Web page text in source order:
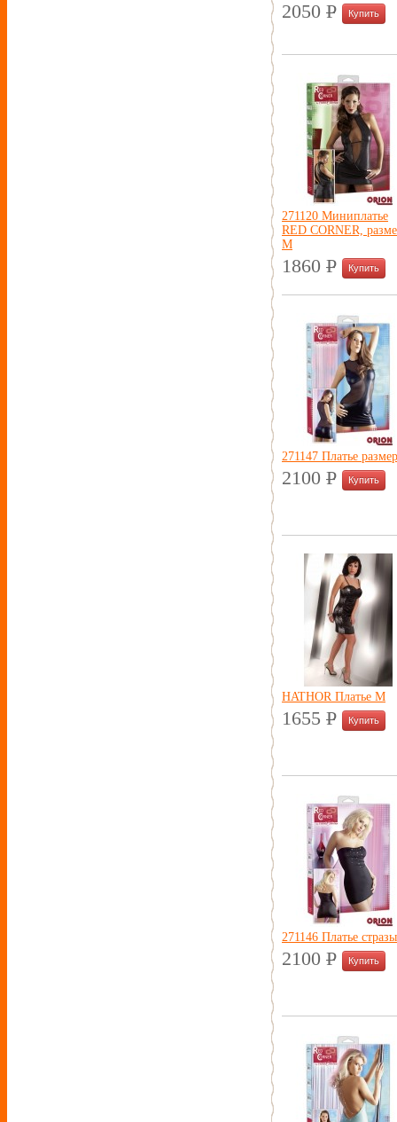
2050 P
УБ.
271120 Миниплатье
RED CORNER,
M
1860 P
УБ.
271147 Платье
2100 P
УБ.
HATHOR Платье М
1655 P
УБ.
271146 Платье
2100 P
УБ.